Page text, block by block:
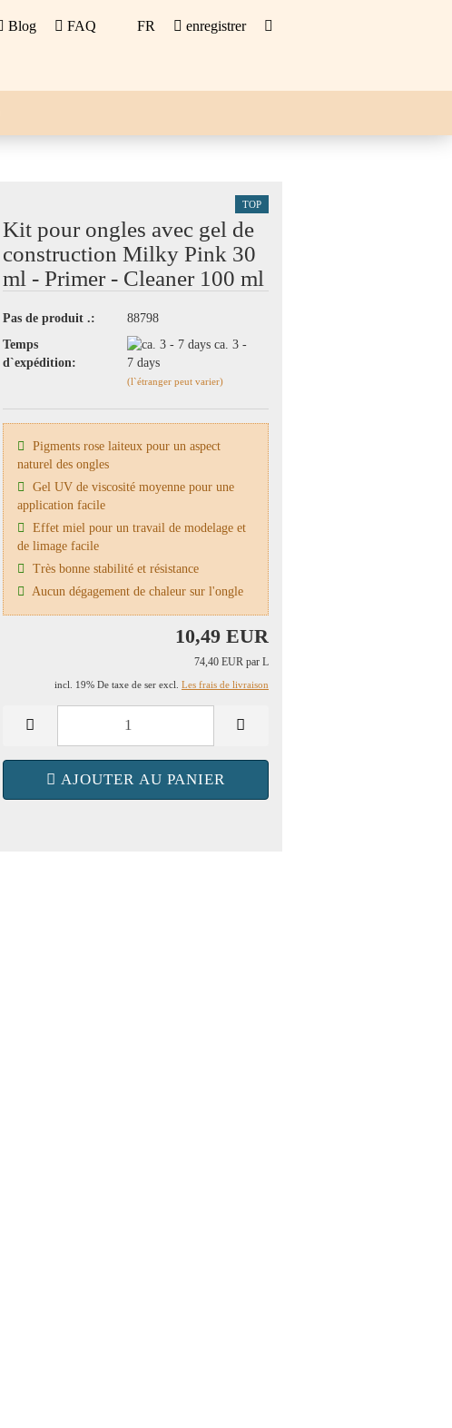
Blog FAQ FR enregistrer
TOP
Kit pour ongles avec gel de
construction Milky Pink 30
ml - Primer - Cleaner 100 ml
Pas de produit .:
88798
Temps
d`expédition:
ca. 3 -
7 days
(l`étranger peut varier)
Pigments rose laiteux pour un aspect
naturel des ongles
Gel UV de viscosité moyenne pour une
application facile
Effet miel pour un travail de modelage et
de limage facile
Très bonne stabilité et résistance
Aucun dégagement de chaleur sur l'ongle
10,49 EUR
74,40 EUR par L
incl. 19% De taxe de ser excl. Les frais de livraison
AJOUTER AU PANIER